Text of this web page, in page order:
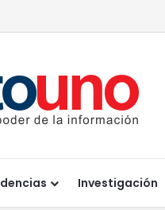
hasta 4 mil pesos por becerro
Investigación